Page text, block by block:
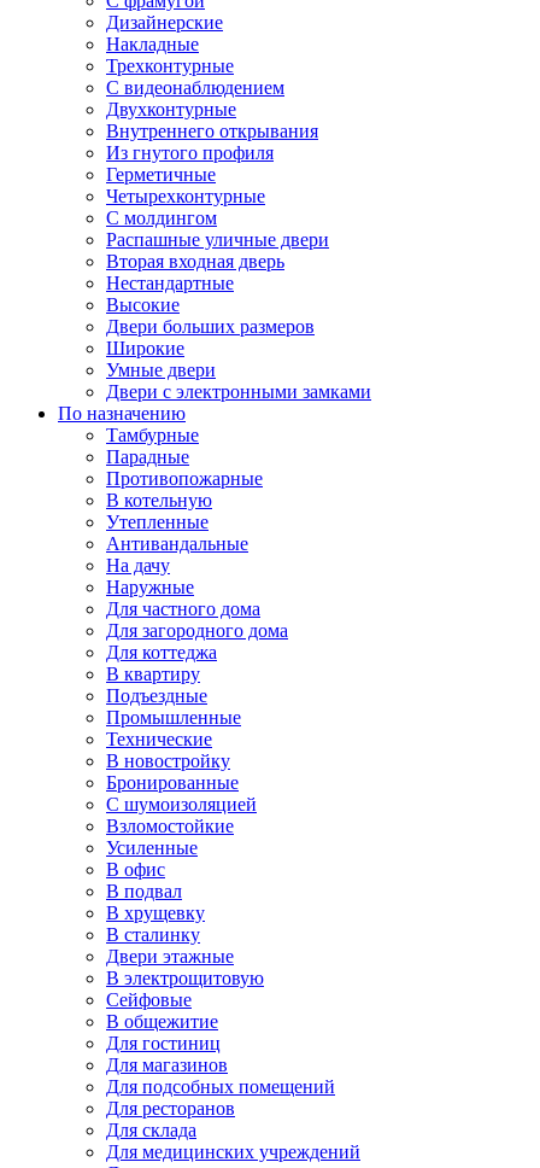
Дизайнерские
Накладные
Трехконтурные
С видеонаблюдением
Двухконтурные
Внутреннего открывания
Из гнутого профиля
Герметичные
Четырехконтурные
С молдингом
Распашные уличные двери
Вторая входная дверь
Нестандартные
Высокие
Двери больших размеров
Широкие
Умные двери
Двери с электронными замками
По назначению
Тамбурные
Парадные
Противопожарные
В котельную
Утепленные
Антивандальные
На дачу
Наружные
Для частного дома
Для загородного дома
Для коттеджа
В квартиру
Подъездные
Промышленные
Технические
В новостройку
Бронированные
С шумоизоляцией
Взломостойкие
Усиленные
В офис
В подвал
В хрущевку
В сталинку
Двери этажные
В электрощитовую
Сейфовые
В общежитие
Для гостиниц
Для магазинов
Для подсобных помещений
Для ресторанов
Для склада
Для медицинских учреждений